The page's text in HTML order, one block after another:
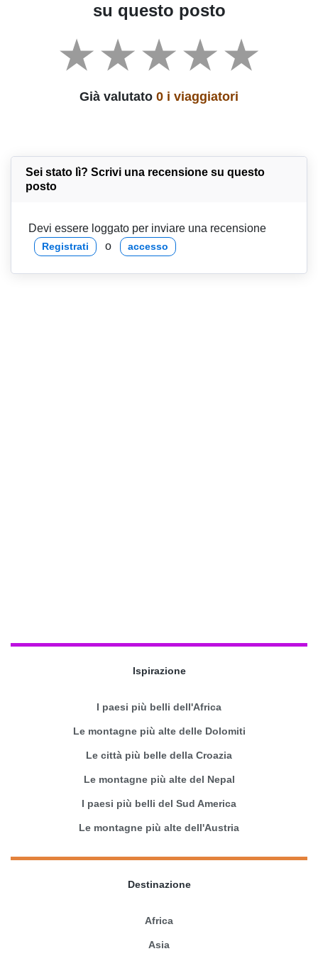
su questo posto
Già valutato 0 i viaggiatori
Sei stato lì? Scrivi una recensione su questo
posto
Devi essere loggato per inviare una recensione
Registrati o accesso
Ispirazione
I paesi più belli dell'Africa
Le montagne più alte delle Dolomiti
Le città più belle della Croazia
Le montagne più alte del Nepal
I paesi più belli del Sud America
Le montagne più alte dell'Austria
Destinazione
Africa
Asia